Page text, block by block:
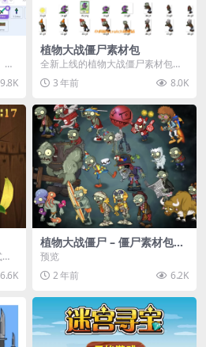
操
...
9.8K
植物大战僵尸素材包
全新上线的植物大战僵尸素材包，
内含48个精选资源，涵盖角色、场
景、音效等多样内容...
3 年前 8.0K
6.6K
植物大战僵尸 – 僵尸素材包
【可预览】
预览
2 年前
6.2K